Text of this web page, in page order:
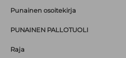
Punainen osoitekirja
PUNAINEN PALLOTUOLI
Raja